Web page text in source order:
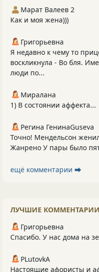
Марат Валеев 2
Как и моя жена)))
Григорьевна
Я недавно к чему то
воскликнула - Во бля.
люди по...
Миралана
1) В состоянии аффекта...
Регина ГенинаGuseva
Точно! Мендельсон
Жанрено У пары было
ещё комментарии ⮕
ЛУЧШИЕ КОММЕНТАРИИ
Григорьевна
Спасибо. У нас дома на
PLutоvkА
Настоящие афористы и